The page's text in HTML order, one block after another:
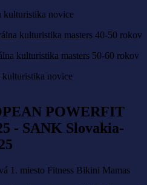
kulturistika novice
kulturistika masters 40-50 rokov
kulturistika masters 50-60 rokov
kulturistika novice
POWERFIT
- SANK Slovakia-
1. miesto Fitness Bikini Mamas